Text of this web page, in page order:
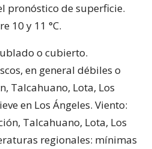
pronóstico de superficie.
10 y 11 °C.
o cubierto.
en general débiles o
Talcahuano, Lota, Los
en Los Ángeles. Viento:
Talcahuano, Lota, Los
regionales: mínimas